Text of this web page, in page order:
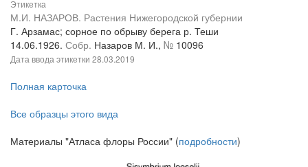
Этикетка
М.И. НАЗАРОВ. Растения Нижегородской губернии
Г. Арзамас; сорное по обрыву берега р. Теши
14.06.1926. Собр. Назаров М. И., № 10096
Дата ввода этикетки 28.03.2019
Полная карточка
Все образцы этого вида
Материалы "Атласа флоры России" (подробности)